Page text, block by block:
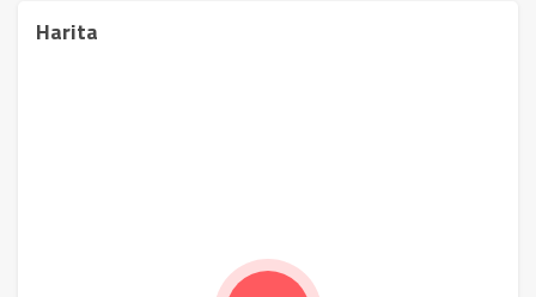
Harita